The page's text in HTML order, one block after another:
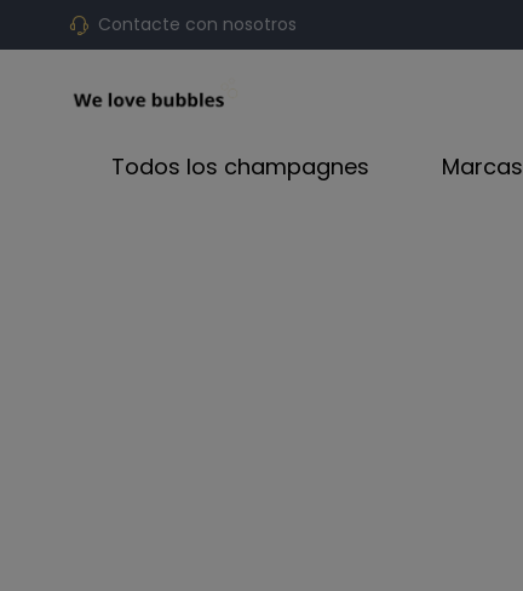
Contacte con nosotros
Todos los champagnes Marcas